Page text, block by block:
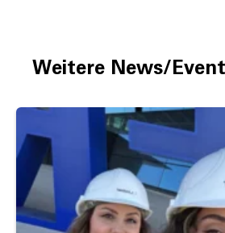
Weitere News/